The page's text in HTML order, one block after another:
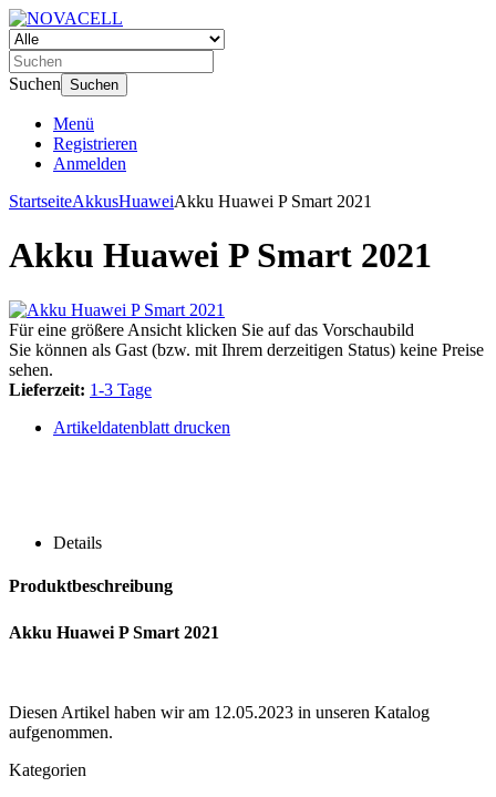
Suchen Suchen
Menü
Registrieren
Anmelden
StartseiteAkkusHuaweiAkku Huawei P Smart 2021
Akku Huawei P Smart 2021
Für eine größere Ansicht klicken Sie auf das Vorschaubild
Sie können als Gast (bzw. mit Ihrem derzeitigen Status) keine Preise
sehen.
Lieferzeit: 1-3 Tage
Artikeldatenblatt drucken
Details
Produktbeschreibung
Akku Huawei P Smart 2021
Diesen Artikel haben wir am 12.05.2023 in unseren Katalog
aufgenommen.
Kategorien